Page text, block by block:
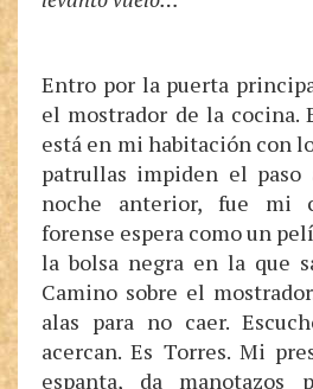
Entro por la puerta
el mostrador de la cocina.
está en mi habitación con
patrullas impiden el paso
noche anterior, fue mi
forense espera como un
la bolsa negra en la que
Camino sobre el
alas para no caer.
acercan. Es Torres. Mi
espanta, da manotazos